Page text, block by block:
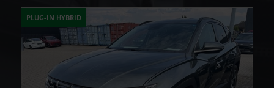
PLUG-IN HYBRID